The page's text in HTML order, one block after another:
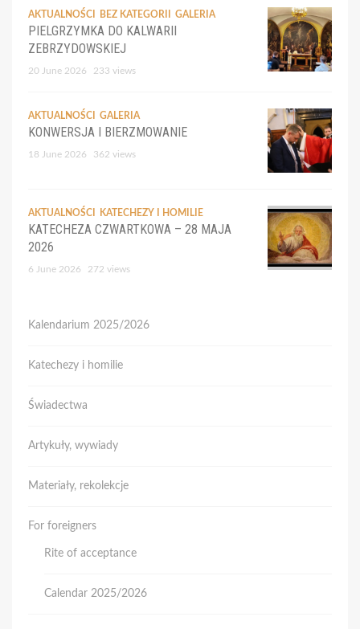
AKTUALNOŚCI BEZ KATEGORII GALERIA
PIELGRZYMKA DO KALWARII
ZEBRZYDOWSKIEJ
20 June 2026 233 views
AKTUALNOŚCI GALERIA
KONWERSJA I BIERZMOWANIE
18 June 2026 362 views
AKTUALNOŚCI KATECHEZY I HOMILIE
KATECHEZA CZWARTKOWA – 28 MAJA
2026
6 June 2026 272 views
Kalendarium 2025/2026
Katechezy i homilie
Świadectwa
Artykuły, wywiady
Materiały, rekolekcje
For foreigners
Rite of acceptance
Calendar 2025/2026